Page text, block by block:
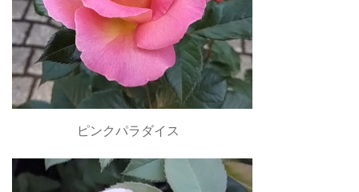
ピンクパラダイス